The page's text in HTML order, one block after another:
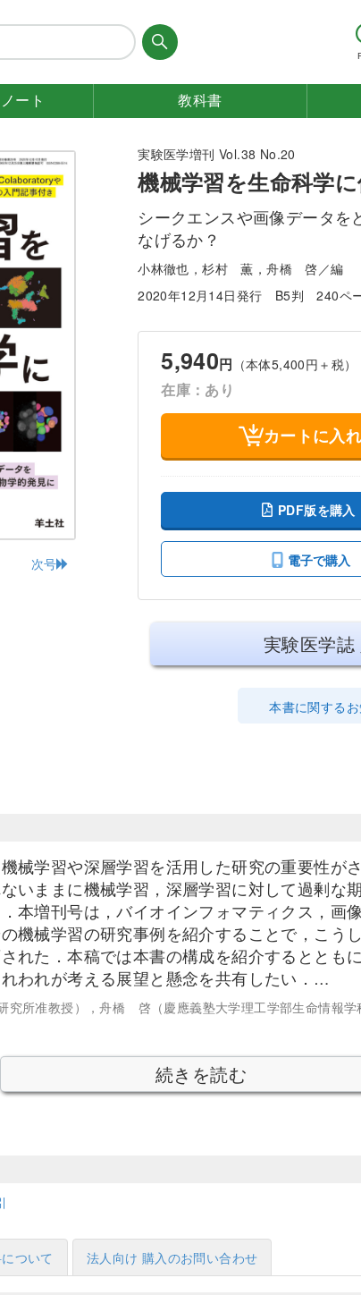
ノート 教科書
次号
実験医学増刊 Vol.38 No.20
機械学習を生命科学に
シークエンスや画像データ
なげるか？
小林徹也，杉村 薫，舟橋 啓／編
2020年12月14日発行
B5判 240ペ
5,940円 （本体5,400円＋税）
在庫：あり
カートに入
PDF版を購入
電子で購入
実験医学誌
本書に関する
械学習や深層学習を活用した研究の重要性が
いままに機械学習，深層学習に対して過剰な
本増刊号は，バイオインフォマティクス，画
機械学習の研究事例を紹介することで，こう
れた．本稿では本書の構成を紹介するととも
われが考える展望と懸念を共有したい．…
究所准教授），舟橋 啓（慶應義塾大学理工学部生命情報
続きを読む
ついて 法人向け 購入のお問い合わせ